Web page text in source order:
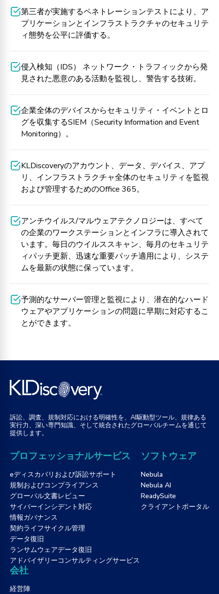
第三者が実施するペネトレーションテストにより、ア
プリケーションとインフラストラクチャのセキュリテ
ィ態勢を公平に評価する。
侵入検知（IDS） ネットワーク・トラフィックから発
見された悪意のある活動を監視し、警告する技術。
企業全体のデバイスからセキュリティ・イベントとロ
グを収集するSIEM（Security Information and Event
Monitoring）。
KLDiscoveryのアカウント、データ、デバイス、アプ
リ、インフラストラクチャ全体のセキュリティを監視
および管理するためのOffice 365。
アンチウイルス/マルウェアテクノロジーは、すべて
の企業のワークステーションとインフラに導入されて
います。毎日のウイルススキャン、毎月のセキュリテ
ィパッチ更新、迅速な重要パッチ適用により、システ
ムを最新の状態に保っています。
予測的なサーバー管理と監視により、潜在的なハード
ウェアやアプリケーションの問題に早期に対応するこ
とができます。
訴訟、調査、規制対応における明確性を、AI駆動型ツール、規律ある
実行力、深い専門知識、そして統合されたグローバルチームを通じて
提供します。
プロフェッショナルサービス
eディスカバリおよび訴訟サポート
規制およびコンプライアンス
グローバル文書レビュー
サイバーインシデント対応
情報ガバナンス
契約ライフサイクル管理
データ復旧
ランサムウェアデータ復旧
アドバイザリーコンサルティングサービス
ソフトウェア
Nebula
Nebula AI
ReadySuite
クライアントポータル
会社
経営陣